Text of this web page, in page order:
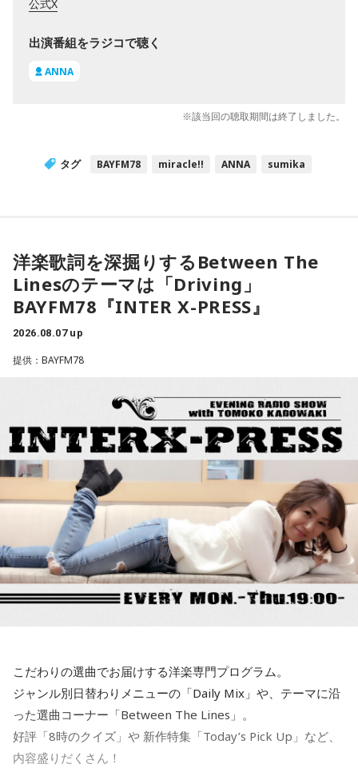
公式X
出演番組をラジコで聴く
ANNA
※該当回の聴取期間は終了しました。
タグ BAYFM78 miracle!! ANNA sumika
洋楽歌詞を深掘りするBetween The
Linesのテーマは「Driving」
BAYFM78『INTER X-PRESS』
2026.08.07 up
提供：BAYFM78
こだわりの選曲でお届けする洋楽専門プログラム。
ジャンル別日替わりメニューの「Daily Mix」や、テーマに沿
った選曲コーナー「Between The Lines」。
好評「8時のクイズ」や 新作特集「Today’s Pick Up」など、
内容盛りだくさん！